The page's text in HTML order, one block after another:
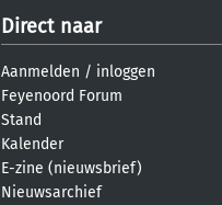
Direct naar
Aanmelden / inloggen
Feyenoord Forum
Stand
Kalender
E-zine (nieuwsbrief)
Nieuwsarchief